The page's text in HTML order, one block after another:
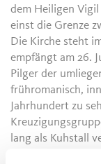
dem Heiligen
einst die Grenze
Die Kirche steht
empfängt am 26.
Pilger der
frühromanisch,
Jahrhundert zu
lang als Kuhstall